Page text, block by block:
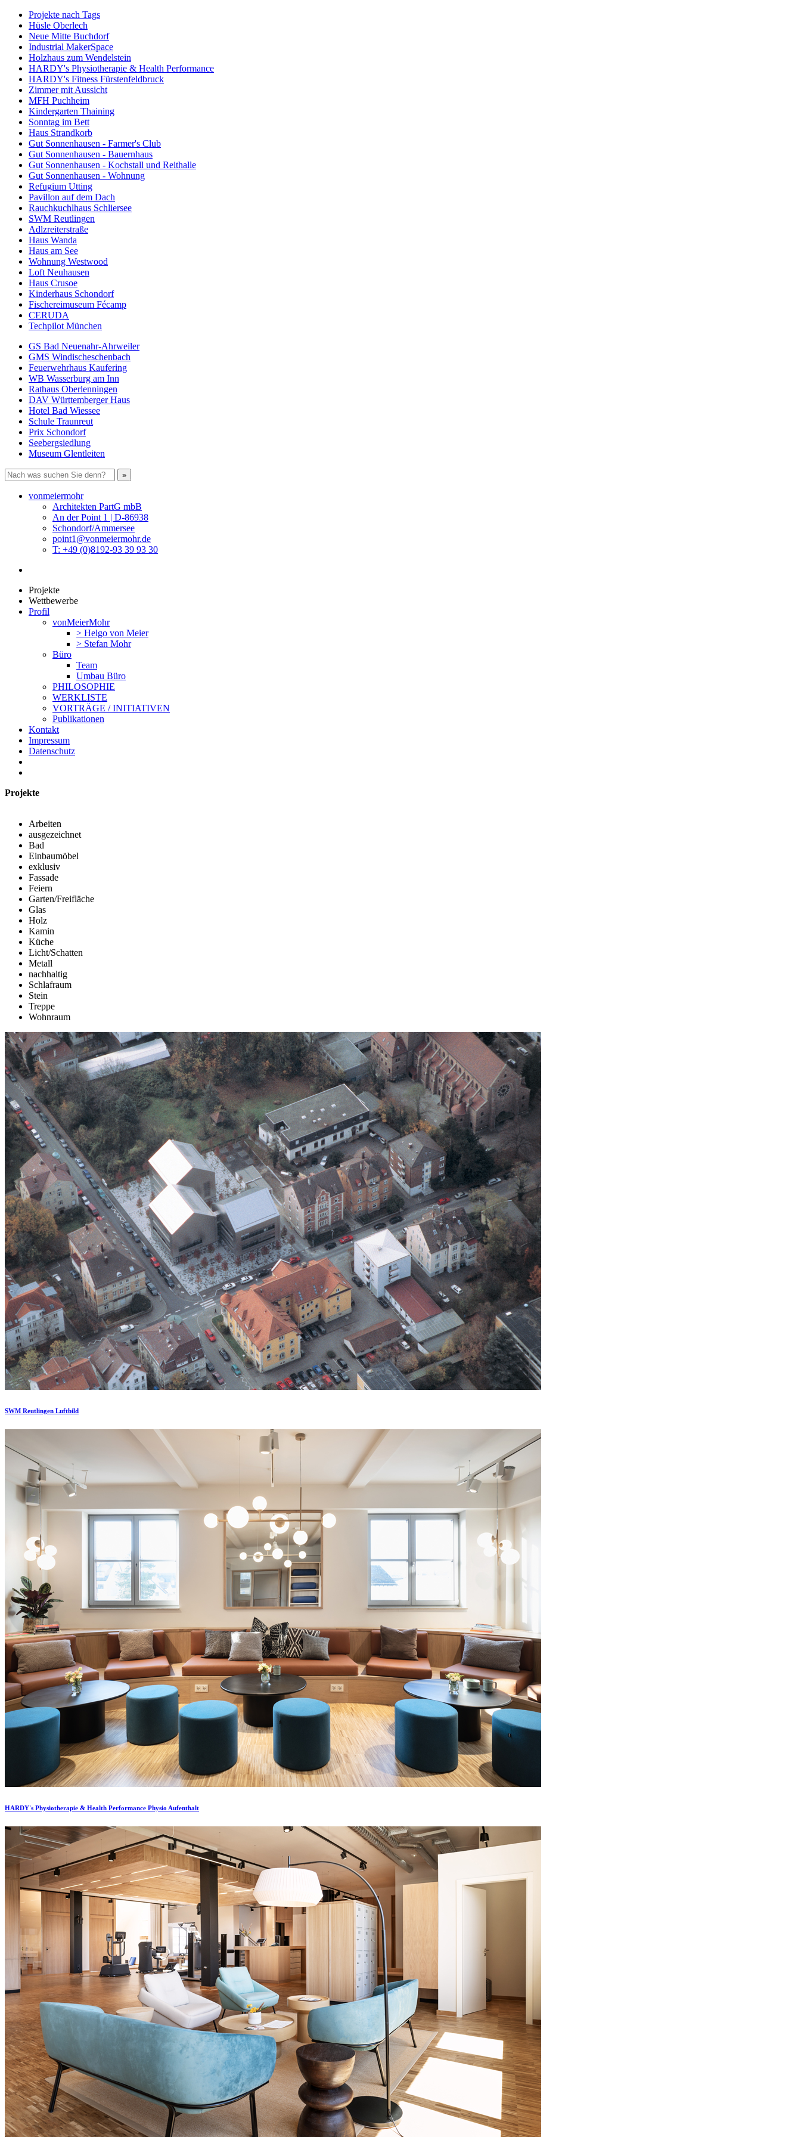
Projekte nach Tags
Hüsle Oberlech
Neue Mitte Buchdorf
Industrial MakerSpace
Holzhaus zum Wendelstein
HARDY's Physiotherapie & Health Performance
HARDY's Fitness Fürstenfeldbruck
Zimmer mit Aussicht
MFH Puchheim
Kindergarten Thaining
Sonntag im Bett
Haus Strandkorb
Gut Sonnenhausen - Farmer's Club
Gut Sonnenhausen - Bauernhaus
Gut Sonnenhausen - Kochstall und Reithalle
Gut Sonnenhausen - Wohnung
Refugium Utting
Pavillon auf dem Dach
Rauchkuchlhaus Schliersee
SWM Reutlingen
Adlzreiterstraße
Haus Wanda
Haus am See
Wohnung Westwood
Loft Neuhausen
Haus Crusoe
Kinderhaus Schondorf
Fischereimuseum Fécamp
CERUDA
Techpilot München
GS Bad Neuenahr-Ahrweiler
GMS Windischeschenbach
Feuerwehrhaus Kaufering
WB Wasserburg am Inn
Rathaus Oberlenningen
DAV Württemberger Haus
Hotel Bad Wiessee
Schule Traunreut
Prix Schondorf
Seebergsiedlung
Museum Glentleiten
vonmeiermohr
Architekten PartG mbB
An der Point 1 | D-86938
Schondorf/Ammersee
point1@vonmeiermohr.de
T: +49 (0)8192-93 39 93 30
Projekte
Wettbewerbe
Profil
vonMeierMohr
> Helgo von Meier
> Stefan Mohr
Büro
Team
Umbau Büro
PHILOSOPHIE
WERKLISTE
VORTRÄGE / INITIATIVEN
Publikationen
Kontakt
Impressum
Datenschutz
Projekte
Arbeiten
ausgezeichnet
Bad
Einbaumöbel
exklusiv
Fassade
Feiern
Garten/Freifläche
Glas
Holz
Kamin
Küche
Licht/Schatten
Metall
nachhaltig
Schlafraum
Stein
Treppe
Wohnraum
SWM Reutlingen Luftbild
HARDY's Physiotherapie & Health Performance Physio Aufenthalt